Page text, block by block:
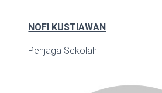
NOFI KUSTIAWAN
Penjaga Sekolah